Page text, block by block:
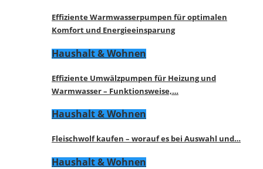
Effiziente Warmwasserpumpen für optimalen
Komfort und Energieeinsparung
Haushalt & Wohnen
Effiziente Umwälzpumpen für Heizung und
Warmwasser – Funktionsweise,…
Haushalt & Wohnen
Fleischwolf kaufen – worauf es bei Auswahl und…
Haushalt & Wohnen